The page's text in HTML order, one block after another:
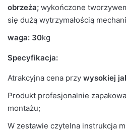
obrzeża; wykończone
się dużą wytrzymałością
waga: 30kg
Specyfikacja:
Atrakcyjna cena przy wysokiej
Produkt profesjonalnie
montażu;
W zestawie czytelna instrukcja